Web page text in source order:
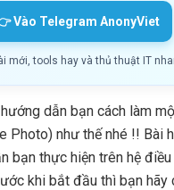
Vào Telegram AnonyViet
mới, tools hay và thủ thuật IT
dẫn bạn cách làm
Photo) như thế nhé !! Bài
bạn thực hiện trên hệ điều
khi bắt đầu thì bạn hãy